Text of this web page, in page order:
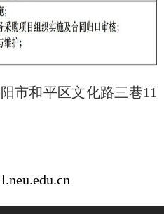
市和平区文化路三巷11